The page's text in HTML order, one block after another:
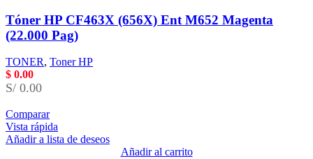
Tóner HP CF463X (656X) Ent M652 Magenta
(22.000 Pag)
TONER, Toner HP
$ 0.00
S/ 0.00
Comparar
Vista rápida
Añadir a lista de deseos
Añadir al carrito